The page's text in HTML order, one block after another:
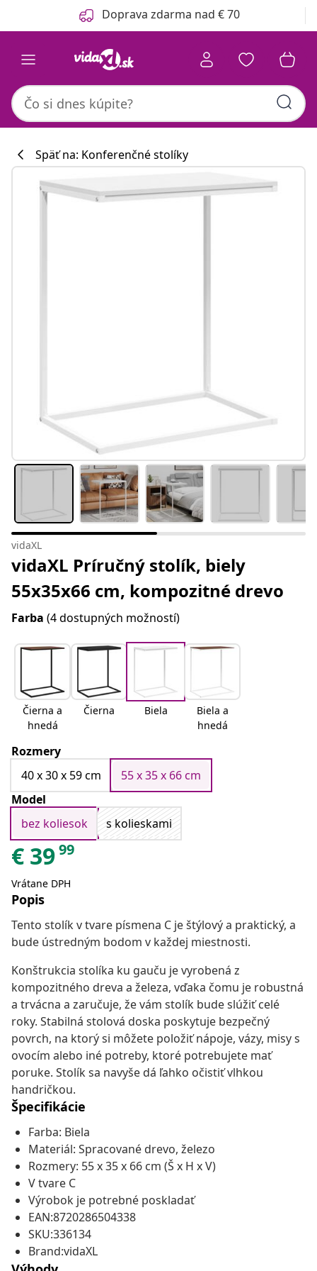
Predchádzajúce Doprava zdarma nad € 70
Späť na: Konferenčné stolíky
vidaXL
vidaXL Príručný stolík, biely
55x35x66 cm, kompozitné drevo
Farba (4 dostupných možností)
Čierna a
hnedá
Čierna Biela
Biela a
hnedá
Rozmery
40 x 30 x 59 cm
55 x 35 x 66 cm
Model
bez koliesok
s kolieskami
€ 3999
Vrátane DPH
Popis
Tento stolík v tvare písmena C je štýlový a praktický, a
bude ústredným bodom v každej miestnosti.
Konštrukcia stolíka ku gauču je vyrobená z
kompozitného dreva a železa, vďaka čomu je robustná
a trvácna a zaručuje, že vám stolík bude slúžiť celé
roky. Stabilná stolová doska poskytuje bezpečný
povrch, na ktorý si môžete položiť nápoje, vázy, misy s
ovocím alebo iné potreby, ktoré potrebujete mať
poruke. Stolík sa navyše dá ľahko očistiť vlhkou
handričkou.
Špecifikácie
Farba: Biela
Materiál: Spracované drevo, železo
Rozmery: 55 x 35 x 66 cm (Š x H x V)
V tvare C
Výrobok je potrebné poskladať
EAN:8720286504338
SKU:336134
Brand:vidaXL